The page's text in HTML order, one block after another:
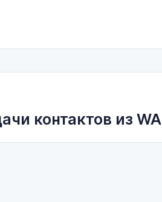
контактов из WA